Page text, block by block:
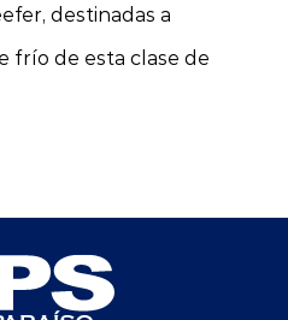
destinadas a
frío de esta clase de